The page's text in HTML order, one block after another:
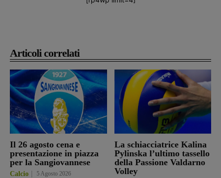
Articoli correlati
Il 26 agosto cena e
presentazione in piazza
per la Sangiovannese
Calcio 5 Agosto 2026
La schiacciatrice Kalina
Pylinska l’ultimo tassello
della Passione Valdarno
Volley